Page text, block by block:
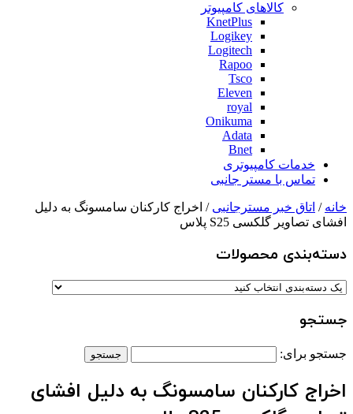
کالاهای کامپیوتر
KnetPlus
Logikey
Logitech
Rapoo
Tsco
Eleven
royal
Onikuma
Adata
Bnet
خدمات کامپیوتری
تماس با مستر جانبی
خانه / اتاق خبر مسترجانبی / اخراج کارکنان سامسونگ به دلیل
افشای تصاویر گلکسی S25 پلاس
دسته‌بندی‌ محصولات
جستجو
جستجو برای:
اخراج کارکنان سامسونگ به دلیل افشای